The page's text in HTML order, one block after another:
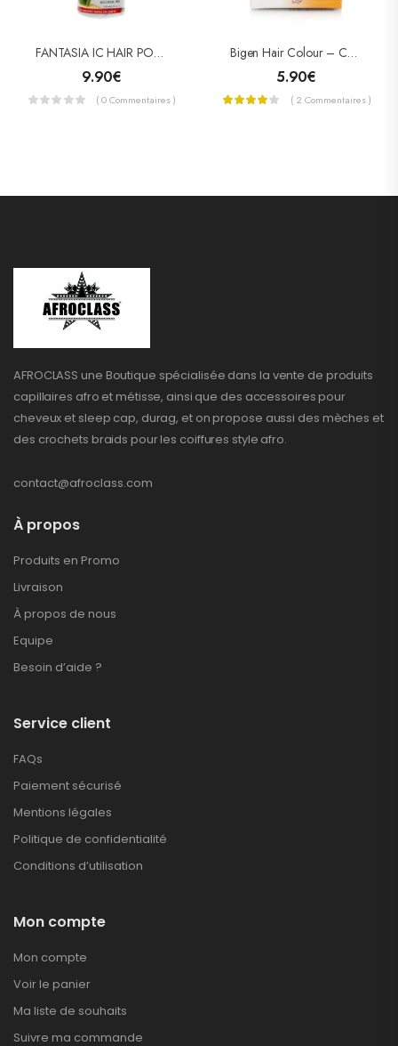
FANTASIA IC HAIR POLISHER DAILY HAIR TREATMENT 178 ML
9.90€
( 0 Commentaires )
Bigen Hair Colour – Coloration Pour Cheveux
5.90€
( 2 Commentaires )
AFROCLASS une Boutique spécialisée dans la vente de produits
capillaires afro et métisse, ainsi que des accessoires pour
cheveux et sleep cap, durag, et on propose aussi des mèches et
des crochets braids pour les coiffures style afro.
contact@afroclass.com
À propos
Produits en Promo
Livraison
À propos de nous
Equipe
Besoin d’aide ?
Service client
FAQs
Paiement sécurisé
Mentions légales
Politique de confidentialité
Conditions d’utilisation
Mon compte
Mon compte
Voir le panier
Ma liste de souhaits
Suivre ma commande